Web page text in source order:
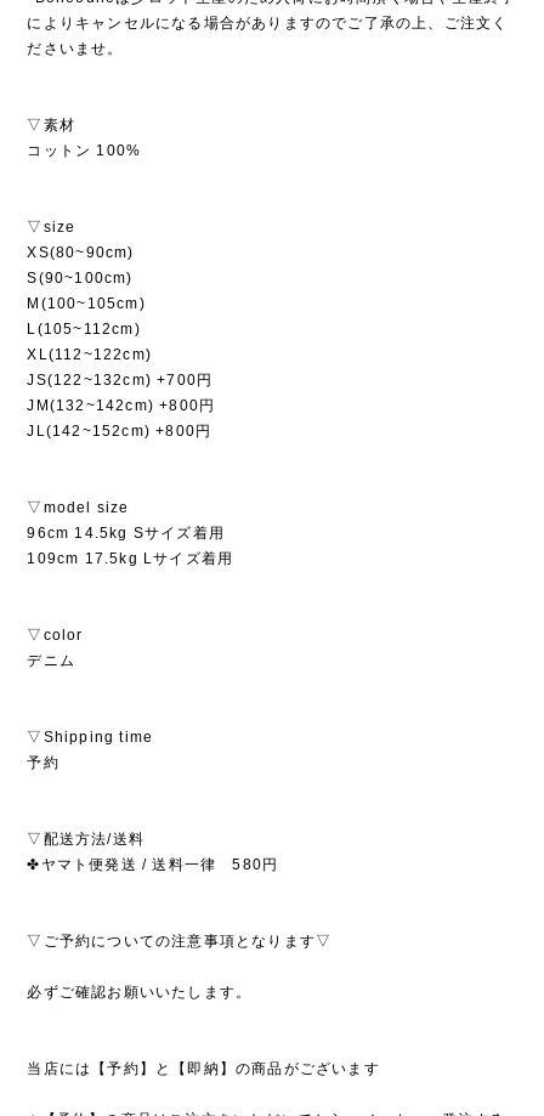
によりキャンセルになる場合がありますのでご了承の上、ご注文く
ださいませ。
▽素材
コットン 100%
▽size
XS(80~90cm)
S(90~100cm)
M(100~105cm)
L(105~112cm)
XL(112~122cm)
JS(122~132cm) +700円
JM(132~142cm) +800円
JL(142~152cm) +800円
▽model size
96cm 14.5kg Sサイズ着用
109cm 17.5kg Lサイズ着用
▽color
デニム
▽Shipping time
予約
▽配送方法/送料
✤ヤマト便発送 / 送料一律 580円
▽ご予約についての注意事項となります▽
必ずご確認お願いいたします。
当店には【予約】と【即納】の商品がございます